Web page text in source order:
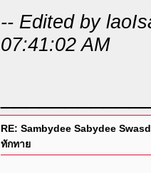
-- Edited by
07:41:02 AM
RE: Sambydee Sabydee
ทักทาย